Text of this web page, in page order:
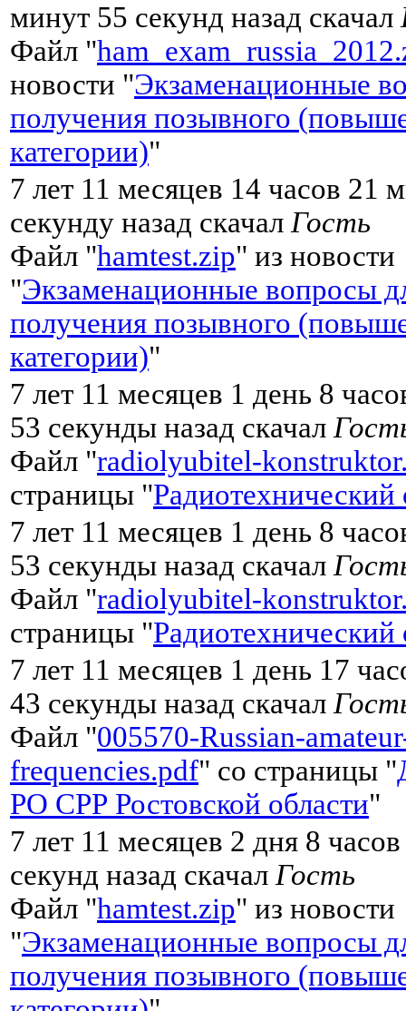
минут 55 секунд назад скачал
Файл "
новости "Экзаменационные
получения позывного
категории)"
7 лет 11 месяцев 14 часов 21
секунду назад скачал Гость
Файл "hamtest.zip" из новости
"Экзаменационные вопросы
получения позывного
категории)"
7 лет 11 месяцев 1 день 8
53 секунды назад скачал
Файл "radiolyubitel-
страницы "Радиотехнический
7 лет 11 месяцев 1 день 8
53 секунды назад скачал
Файл "radiolyubitel-
страницы "Радиотехнический
7 лет 11 месяцев 1 день 17
43 секунды назад скачал
Файл "005570-Russian-
frequencies.pdf" со страницы "
РО СРР Ростовской области"
7 лет 11 месяцев 2 дня 8
секунд назад скачал Гость
Файл "hamtest.zip" из новости
"Экзаменационные вопросы
получения позывного